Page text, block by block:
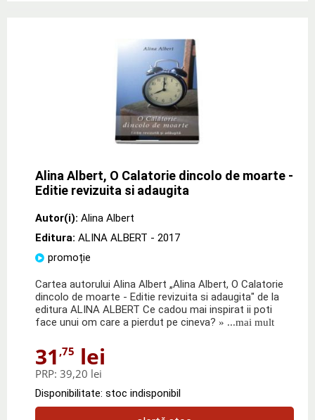
Alina Albert, O Calatorie dincolo de moarte -
Editie revizuita si adaugita
Autor(i): Alina Albert
Editura: ALINA ALBERT - 2017
promoție
Cartea autorului Alina Albert „Alina Albert, O Calatorie
dincolo de moarte - Editie revizuita si adaugita" de la
editura ALINA ALBERT Ce cadou mai inspirat ii poti
face unui om care a pierdut pe cineva? » ...mai mult
31 ,75 lei
PRP: 39,20 lei
Disponibilitate: stoc indisponibil